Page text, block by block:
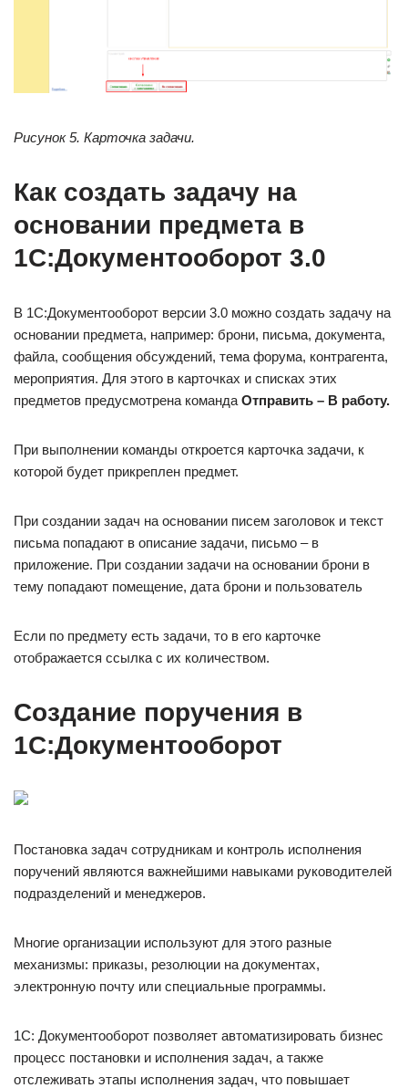
Рисунок 5. Карточка задачи.
Как создать задачу на
основании предмета в
1С:Документооборот 3.0
В 1С:Документооборот версии 3.0 можно создать задачу на
основании предмета, например: брони, письма, документа,
файла, сообщения обсуждений, тема форума, контрагента,
мероприятия. Для этого в карточках и списках этих
предметов предусмотрена команда Отправить – В работу.
При выполнении команды откроется карточка задачи, к
которой будет прикреплен предмет.
При создании задач на основании писем заголовок и текст
письма попадают в описание задачи, письмо – в
приложение. При создании задачи на основании брони в
тему попадают помещение, дата брони и пользователь
Если по предмету есть задачи, то в его карточке
отображается ссылка с их количеством.
Создание поручения в
1С:Документооборот
Постановка задач сотрудникам и контроль исполнения
поручений являются важнейшими навыками руководителей
подразделений и менеджеров.
Многие организации используют для этого разные
механизмы: приказы, резолюции на документах,
электронную почту или специальные программы.
1С: Документооборот позволяет автоматизировать бизнес
процесс постановки и исполнения задач, а также
отслеживать этапы исполнения задач, что повышает